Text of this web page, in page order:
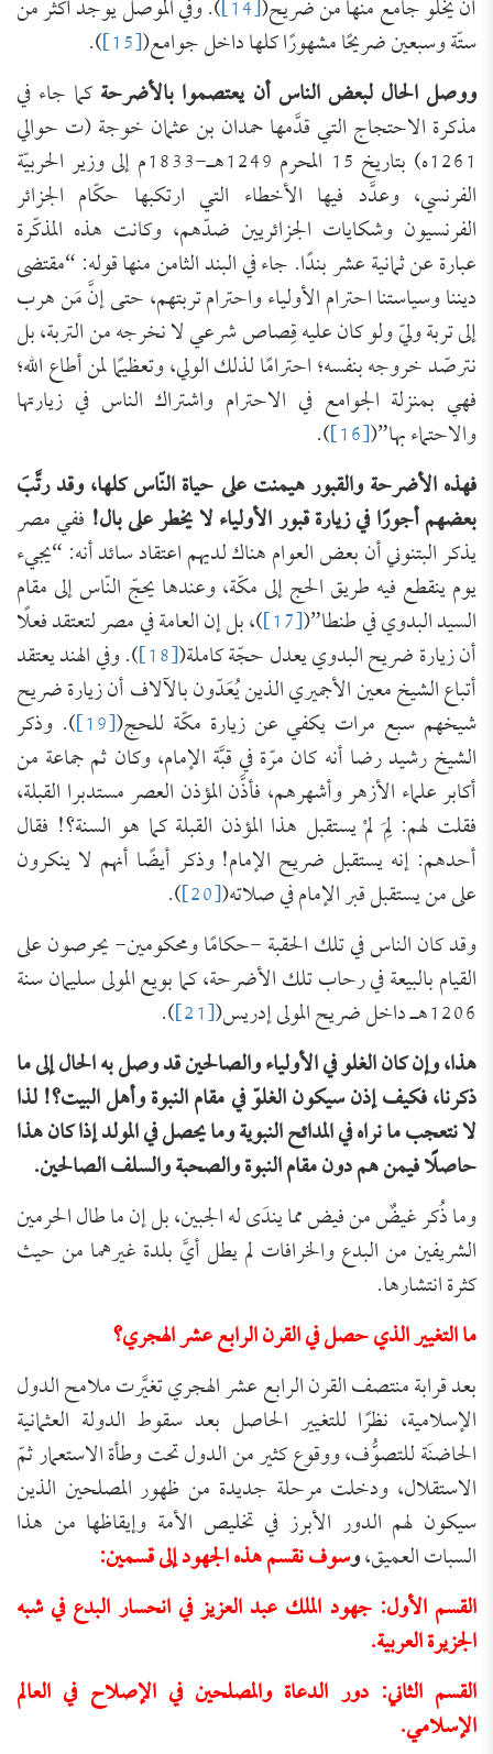
أن يخلو جامع منها من ضريح([14] ). وفي الموصل يوجد أكثر من
ستّة وسبعين ضريحًا مشهورًا كلها داخل جوامع([15]
).
ووصل الحال لبعض الناس أن يعتصموا بالأضرحةكما جاء في
مذكرة الاحتجاج التي قدَّمها حمدان بن عثمان خوجة (ت حوالي
1261ه) بتاريخ 15 المحرم 1249هـ-1833م إلى وزير الحربيّة
الفرنسي، وعدَّد فيها الأخطاء التي ارتكبها حكّام الجزائر
الفرنسيون وشكايات الجزائريين ضدّهم، وكانت هذه المذكّرة
عبارة عن ثمانية عشر بندًا. جاء في البند الثامن منها قوله: “مقتضى
ديننا وسياستنا احترام الأولياء واحترام تربتهم، حتى إنَّ مَن هرب
إلى تربة وليّ ولو كان عليه قِصاص شرعي لا نخرجه من التربة، بل
نترصّد خروجه بنفسه؛ احترامًا لذلك الولي، وتعظيمًا لمن أطاع الله؛
فهي بمنزلة الجوامع في الاحترام واشتراك الناس في زيارتها
والاحتماء بها”([16]
).
فهذه الأضرحة والقبور هيمنت على حياة النّاس كلها، وقد رتَّبَ
بعضهم أجورًا في زيارة قبور الأولياء لا يخطر على بال! ففي مصر
يذكر البتنوني أن بعض العوام هناك لديهم اعتقاد سائد أنه: “يجيء
يوم ينقطع فيه طريق الحج إلى مكّة، وعندها يحجّ النّاس إلى مقام
السيد البدوي في طنطا”([17] )، بل إن العامة في مصر لتعتقد فعلًا
أن زيارة ضريح البدوي يعدل حجّة كاملة([18] ). وفي الهند يعتقد
أتباع الشيخ معين الأجميري الذين يُعَدّون بالآلاف أن زيارة ضريح
شيخهم سبع مرات يكفي عن زيارة مكّة للحج([19] ). وذكر
الشيخ رشيد رضا أنه كان مرّة في قبَّة الإمام، وكان ثم جماعة من
أكابر علماء الأزهر وأشهرهم، فأذَّن المؤذن العصر مستدبرا القبلة،
فقلت لهم: لِمَ لمْ يستقبل هذا المؤذن القبلة كما هو السنة؟! فقال
أحدهم: إنه يستقبل ضريح الإمام! وذكر أيضًا أنهم لا ينكرون
على من يستقبل قبر الإمام في صلاته([20]
).
وقد كان الناس في تلك الحقبة -حكامًا ومحكومين- يحرصون على
القيام بالبيعة في رحاب تلك الأضرحة، كما بويع المولى سليمان سنة
1206هـ داخل ضريح المولى إدريس( [21]
).
هذا، وإن كان الغلو في الأولياء والصالحين قد وصل به الحال إلى ما
ذكرنا، فكيف إذن سيكون الغلوّ في مقام النبوة وأهل البيت؟! لذا
لا نتعجب ما نراه في المدائح النبوية وما يحصل في المولد إذا كان هذا
حاصلًا فيمن هم دون مقام النبوة والصحبة والسلف الصالحين.
وما ذُكر غيضٌ من فيض مما يندَى له الجبين، بل إن ما طال الحرمين
الشريفين من البدع والخرافات لم يطل أيَّ بلدة غيرهما من حيث
كثرة انتشارها.
ما التغيير الذي حصل في القرن الرابع عشر الهجري؟
بعد قرابة منتصف القرن الرابع عشر الهجري تغيَّرت ملامح الدول
الإسلامية، نظرًا للتغيير الحاصل بعد سقوط الدولة العثمانية
الحاضنَة للتصوُّف، ووقوع كثير من الدول تحت وطأة الاستعمار ثمّ
الاستقلال، ودخلت مرحلة جديدة من ظهور المصلحين الذين
سيكون لهم الدور الأبرز في تخليص الأمة وإيقاظها من هذا
السبات العميق،وسوف نقسم هذه الجهود إلى قسمين:
القسم الأول: جهود الملك عبد العزيز في انحسار البدع في شبه
الجزيرة العربية.
القسم الثاني: دور الدعاة والمصلحين في الإصلاح في العالم
الإسلامي.